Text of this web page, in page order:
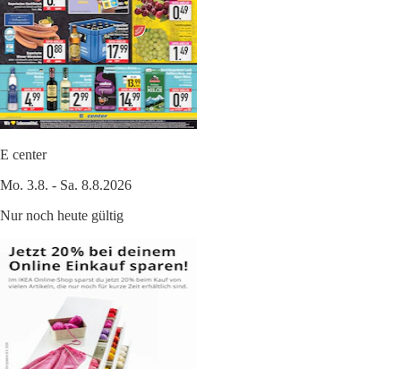
E center
Mo. 3.8. - Sa. 8.8.2026
Nur noch heute gültig